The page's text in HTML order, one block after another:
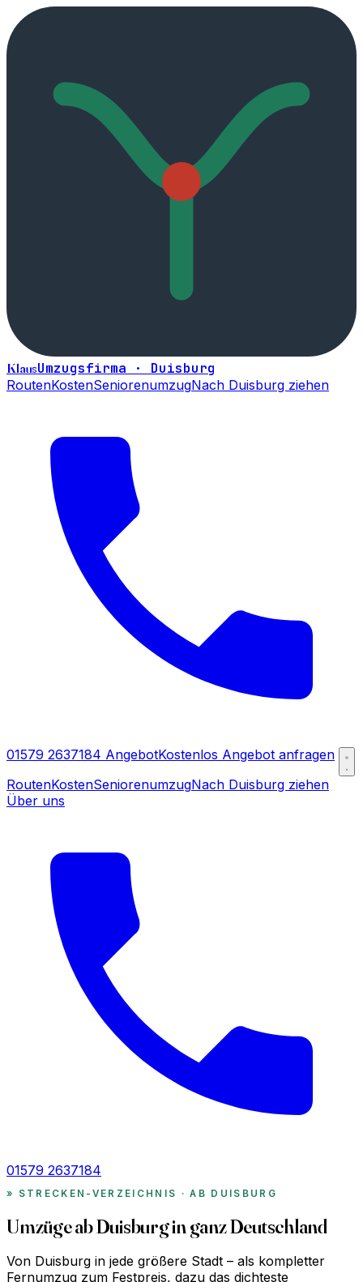
KlausUmzugsfirma · Duisburg
RoutenKostenSeniorenumzugNach Duisburg ziehen
01579 2637184 AngebotKostenlos Angebot anfragen
RoutenKostenSeniorenumzugNach Duisburg ziehen
Über uns
01579 2637184
STRECKEN-VERZEICHNIS · AB DUISBURG
Umzüge ab Duisburg in ganz Deutschland
Von Duisburg in jede größere Stadt – als kompletter
Fernumzug zum Festpreis, dazu das dichteste